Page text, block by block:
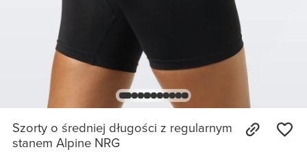
Szorty o średniej długości z regularnym
stanem Alpine NRG